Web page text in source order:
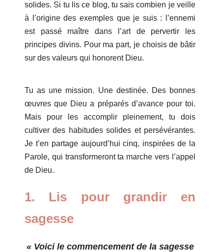
solides. Si tu lis ce blog, tu sais combien je veille
à l’origine des exemples que je suis : l’ennemi
est passé maître dans l’art de pervertir les
principes divins. Pour ma part, je choisis de bâtir
sur des valeurs qui honorent Dieu.
Tu as une mission. Une destinée. Des bonnes
œuvres que Dieu a préparés d’avance pour toi.
Mais pour les accomplir pleinement, tu dois
cultiver des habitudes solides et persévérantes.
Je t’en partage aujourd’hui cinq, inspirées de la
Parole, qui transformeront ta marche vers l’appel
de Dieu.
1. Lis pour grandir en
sagesse
« Voici le commencement de la sagesse